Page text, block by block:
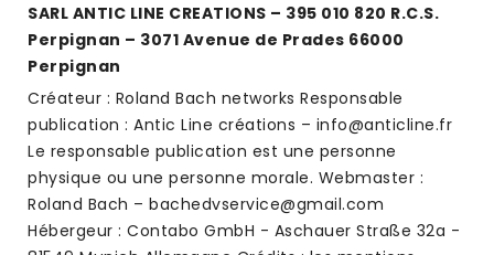
SARL ANTIC LINE CREATIONS – 395 010 820 R.C.S.
Perpignan – 3071 Avenue de Prades 66000
Perpignan
Créateur : Roland Bach networks Responsable
publication : Antic Line créations – info@anticline.fr
Le responsable publication est une personne
physique ou une personne morale. Webmaster :
Roland Bach – bachedvservice@gmail.com
Hébergeur : Contabo GmbH - Aschauer Straße 32a -